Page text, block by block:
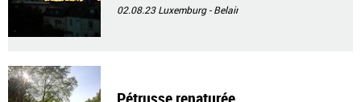
02.08.23Luxemburg - Belair